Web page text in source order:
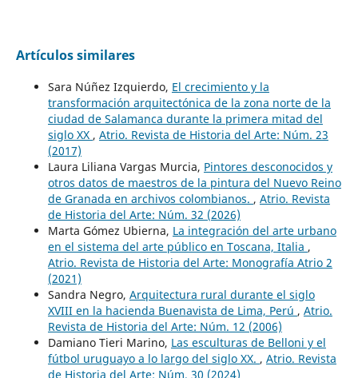
Artículos similares
Sara Núñez Izquierdo, El crecimiento y la
transformación arquitectónica de la zona norte de la
ciudad de Salamanca durante la primera mitad del
siglo XX , Atrio. Revista de Historia del Arte: Núm. 23
(2017)
Laura Liliana Vargas Murcia, Pintores desconocidos y
otros datos de maestros de la pintura del Nuevo Reino
de Granada en archivos colombianos. , Atrio. Revista
de Historia del Arte: Núm. 32 (2026)
Marta Gómez Ubierna, La integración del arte urbano
en el sistema del arte público en Toscana, Italia ,
Atrio. Revista de Historia del Arte: Monografía Atrio 2
(2021)
Sandra Negro, Arquitectura rural durante el siglo
XVIII en la hacienda Buenavista de Lima, Perú , Atrio.
Revista de Historia del Arte: Núm. 12 (2006)
Damiano Tieri Marino, Las esculturas de Belloni y el
fútbol uruguayo a lo largo del siglo XX. , Atrio. Revista
de Historia del Arte: Núm. 30 (2024)